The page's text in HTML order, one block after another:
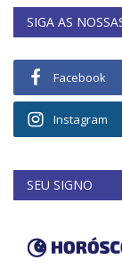
SIGA AS
Facebook
Instagram
SEU SIGNO